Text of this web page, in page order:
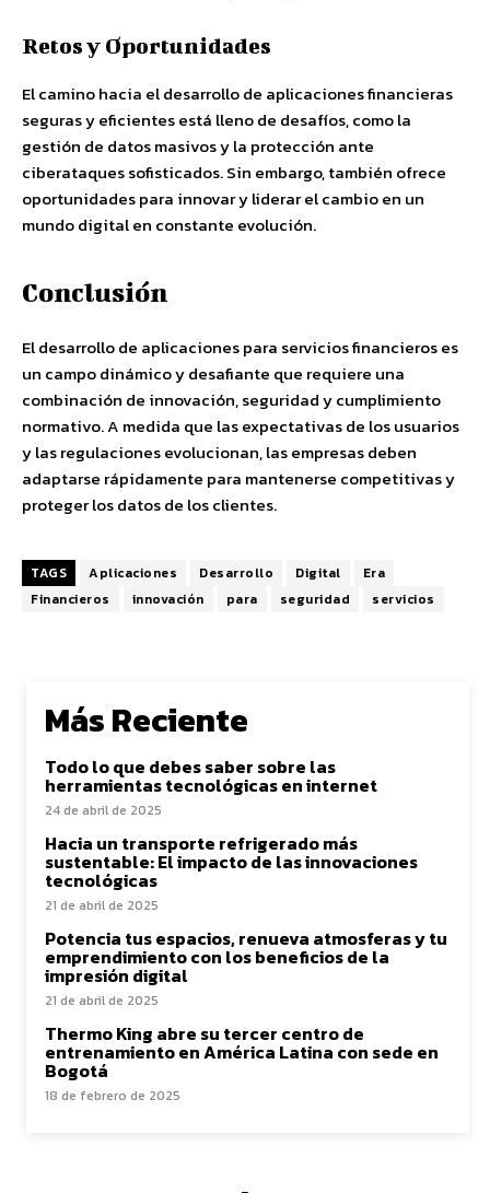
Retos y Oportunidades
El camino hacia el desarrollo de aplicaciones financieras
seguras y eficientes está lleno de desafíos, como la
gestión de datos masivos y la protección ante
ciberataques sofisticados. Sin embargo, también ofrece
oportunidades para innovar y liderar el cambio en un
mundo digital en constante evolución.
Conclusión
El desarrollo de aplicaciones para servicios financieros es
un campo dinámico y desafiante que requiere una
combinación de innovación, seguridad y cumplimiento
normativo. A medida que las expectativas de los usuarios
y las regulaciones evolucionan, las empresas deben
adaptarse rápidamente para mantenerse competitivas y
proteger los datos de los clientes.
TAGS Aplicaciones Desarrollo Digital
Era
Financieros
innovación para seguridad servicios
Más Reciente
Todo lo que debes saber sobre las
herramientas tecnológicas en internet
24 de abril de 2025
Hacia un transporte refrigerado más
sustentable: El impacto de las innovaciones
tecnológicas
21 de abril de 2025
Potencia tus espacios, renueva atmosferas y tu
emprendimiento con los beneficios de la
impresión digital
21 de abril de 2025
Thermo King abre su tercer centro de
entrenamiento en América Latina con sede en
Bogotá
18 de febrero de 2025